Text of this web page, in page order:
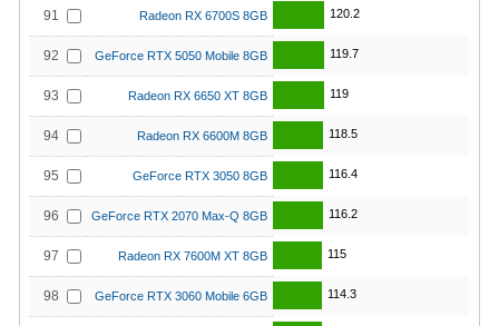
91 Radeon RX 6700S 8GB 120.2
92 GeForce RTX 5050 Mobile 8GB 119.7
93 Radeon RX 6650 XT 8GB 119
94 Radeon RX 6600M 8GB 118.5
95 GeForce RTX 3050 8GB 116.4
96 GeForce RTX 2070 Max-Q 8GB 116.2
97 Radeon RX 7600M XT 8GB 115
98 GeForce RTX 3060 Mobile 6GB 114.3